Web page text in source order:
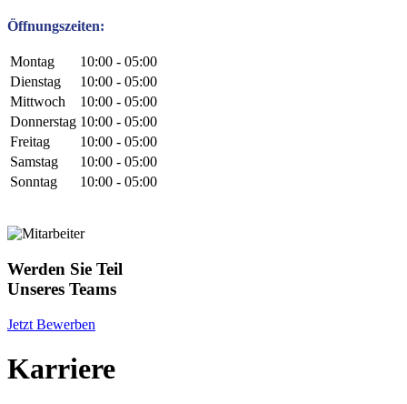
Öffnungszeiten:
Montag
10:00 - 05:00
Dienstag
10:00 - 05:00
Mittwoch
10:00 - 05:00
Donnerstag 10:00 - 05:00
Freitag
10:00 - 05:00
Samstag
10:00 - 05:00
Sonntag
10:00 - 05:00
Werden Sie Teil
Unseres Teams
Jetzt Bewerben
Karriere